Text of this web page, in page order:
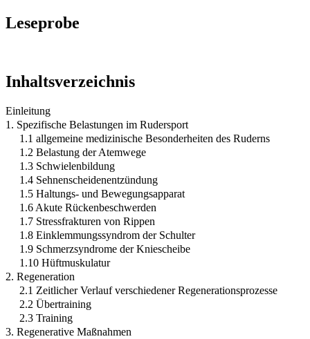
Leseprobe
Inhaltsverzeichnis
Einleitung
1. Spezifische Belastungen im Rudersport
1.1 allgemeine medizinische Besonderheiten des Ruderns
1.2 Belastung der Atemwege
1.3 Schwielenbildung
1.4 Sehnenscheidenentzündung
1.5 Haltungs- und Bewegungsapparat
1.6 Akute Rückenbeschwerden
1.7 Stressfrakturen von Rippen
1.8 Einklemmungssyndrom der Schulter
1.9 Schmerzsyndrome der Kniescheibe
1.10 Hüftmuskulatur
2. Regeneration
2.1 Zeitlicher Verlauf verschiedener Regenerationsprozesse
2.2 Übertraining
2.3 Training
3. Regenerative Maßnahmen